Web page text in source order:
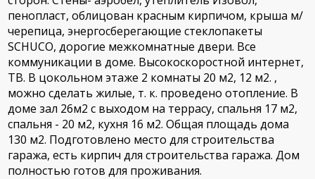
пенопласт, облицован красным кирпичом, крыша м/
черепица, энергосберегающие стеклопакеты
SCHUCO, дорогие межкомнатные двери. Все
коммуникации в доме. Высокоскоростной интернет,
ТВ. В цокольном этаже 2 комнаты 20 м2, 12 м2. ,
можно сделать жилые, т. к. проведено отопление. В
доме зал 26м2 с выходом на террасу, спальня 17 м2,
спальня - 20 м2, кухня 16 м2. Общая площадь дома
130 м2. Подготовлено место для строительства
гаража, есть кирпич для строительства гаража. Дом
полностью готов для проживания.